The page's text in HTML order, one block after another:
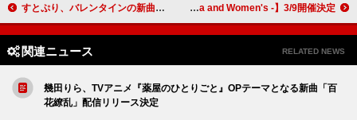
すとぷり、バレンタインの新曲「大好きが届くまで。」MV公開 井ノ原快彦がキュレーターに 【Love with the orchestra – INOhara and Women's -】3/9開催決定
関連ニュース RELATED NEWS
幾田りら、TVアニメ『薬屋のひとりごと』OPテーマとなる新曲「百
花繚乱」配信リリース決定